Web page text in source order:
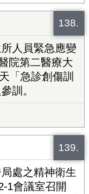
138.
人員緊急應變
院第二醫療大
「急診創傷訓
訓。
139.
處之精神衛生
1會議室召開